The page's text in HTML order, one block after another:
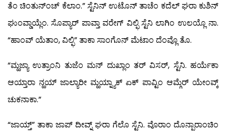
ತೆಂ ಚಿಂತುನ್‍ಂಚ್ ಕೆಲಾಂ.” ಸ್ಟೆನಿನ್ ಉಟೊನ್ ತಾಚೆಂ ಕದೆಲ್ ಘರಾ ಕುಶಿನ್
ಘುಂವ್ಡಾಯ್ಲೆಂ. ಸೊಪ್ಯಾರ್ ಪಾವ್ತಾ ವರೇಗ್ ವಿಲ್ಫಿ ಸ್ಟೆನಿ ಲಾಗಿಂ ಉಲಯ್ಲೊ ನಾ.
“ಹಾಂವ್ ಯೆತಾಂ, ವಿಲ್ಫಿ” ತಾಕಾ ಸಾಂಗೊನ್ ಮೆಟಾಂ ದೆಂವ್ಲೊ ತೊ.
“ಮ್ಹಜ್ಯಾ ಉತ್ರಾಂನಿ ತುಜೆಂ ಮನ್ ದುಖ್ಲಾಂ ತರ್ ವಿಸರ್, ಸ್ಟೆನಿ. ಹರ್ಯೆಕಾ
ಆಯ್ತಾರಾ ನ್ಹಯ್ ಜಾಲ್ಯಾರೀ ಮ್ಹಯ್ನ್ಯಾಕ್ ಏಕ್ ಪಾವ್ಟಿಂ ಆಮ್ಗೆರ್ ಯೇಂವ್ಕ್
ಚುಕನಾಕಾ.”
“ಜಾಯ್ತ್” ತಾಕಾ ಜಾಪ್ ದೀವ್ನ್ ಘರಾ ಗೆಲೊ ಸ್ಟೆನಿ. ವೊರಾಂ ದೊನ್ಪಾರಾಂಚಿಂ